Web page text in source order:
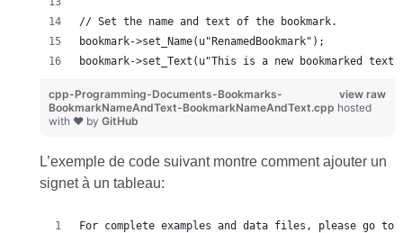
// Set the name and text of the bookmark.
bookmark->set_Name(u"RenamedBookmark");
bookmark->set_Text(u"This is a new bookmarked
view raw
cpp-Programming-Documents-Bookmarks-
BookmarkNameAndText-BookmarkNameAndText.cpp hosted
with ❤ by GitHub
L’exemple de code suivant montre comment ajouter un
signet à un tableau:
For complete examples and data files, please go to